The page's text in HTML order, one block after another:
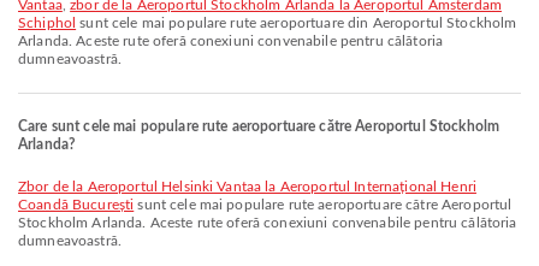
Vantaa,zbor de la Aeroportul Stockholm Arlanda la Aeroportul Amsterdam
Schiphol sunt cele mai populare rute aeroportuare din Aeroportul Stockholm
Arlanda. Aceste rute oferă conexiuni convenabile pentru călătoria
dumneavoastră.
Care sunt cele mai populare rute aeroportuare către Aeroportul Stockholm
Arlanda?
zbor de la Aeroportul Helsinki Vantaa la Aeroportul Internațional Henri
Coandă București sunt cele mai populare rute aeroportuare către Aeroportul
Stockholm Arlanda. Aceste rute oferă conexiuni convenabile pentru călătoria
dumneavoastră.